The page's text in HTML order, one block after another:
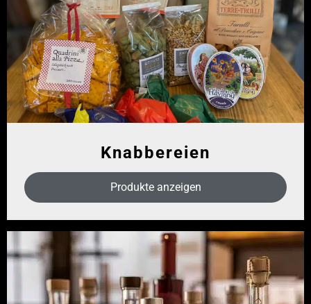
Knabbereien
Produkte anzeigen